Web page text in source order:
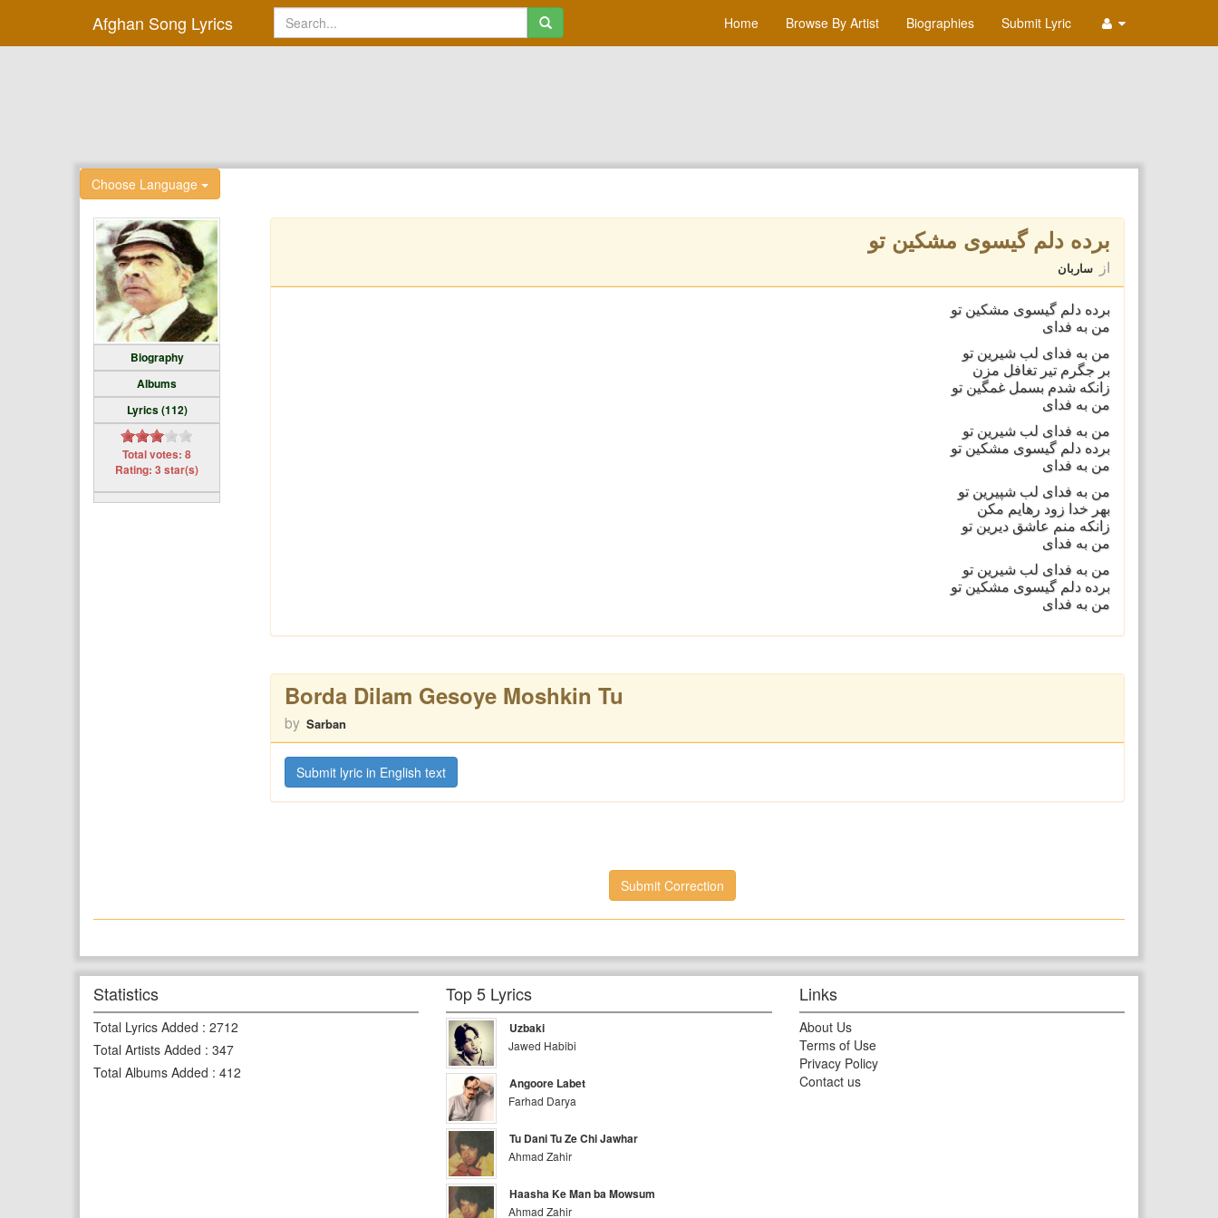
Afghan Song Lyrics Home Browse By Artist Biographies Submit Lyric
Choose Language
Biography
Albums
Lyrics (112)
Total votes: 8
Rating: 3 star(s)
برده دلم گيسوی مشکين تو
از ساربان
برده دلم گيسوی مشکين تو
من به فدای
من به فدای لب شيرين تو
بر جگرم تير تغافل مزن
زانکه شدم بسمل غمگين تو
من به فدای
من به فدای لب شيرين تو
برده دلم گيسوی مشکين تو
من به فدای
من به فدای لب شپيرين تو
بهر خدا زود رهايم مکن
زانکه منم عاشق ديرين تو
من به فدای
من به فدای لب شيرين تو
برده دلم گيسوی مشکين تو
من به فدای
Borda Dilam Gesoye Moshkin Tu
by Sarban
Submit lyric in English text
Submit Correction
Statistics
Total Lyrics Added : 2712
Total Artists Added : 347
Total Albums Added : 412
Top 5 Lyrics
Uzbaki
Jawed Habibi
Angoore Labet
Farhad Darya
Tu Dani Tu Ze Chi Jawhar
Ahmad Zahir
Haasha Ke Man ba Mowsum
Ahmad Zahir
Links
About Us
Terms of Use
Privacy Policy
Contact us